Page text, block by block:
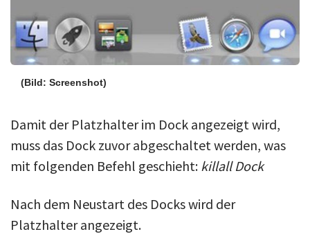
(Bild: Screenshot)
Damit der Platzhalter im Dock angezeigt wird,
muss das Dock zuvor abgeschaltet werden, was
mit folgenden Befehl geschieht: killall Dock
Nach dem Neustart des Docks wird der
Platzhalter angezeigt.